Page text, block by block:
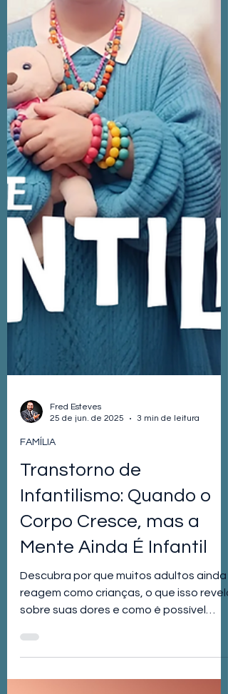
25 de jun. de 2025
3 min de leitura
FAMÍLIA
Infantilismo: Quando o
Corpo Cresce, mas a